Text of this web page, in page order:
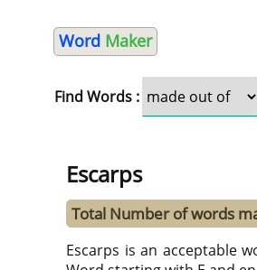
Word Maker
Find Words :
Escarps
Total Number of words
Escarps is an acceptable